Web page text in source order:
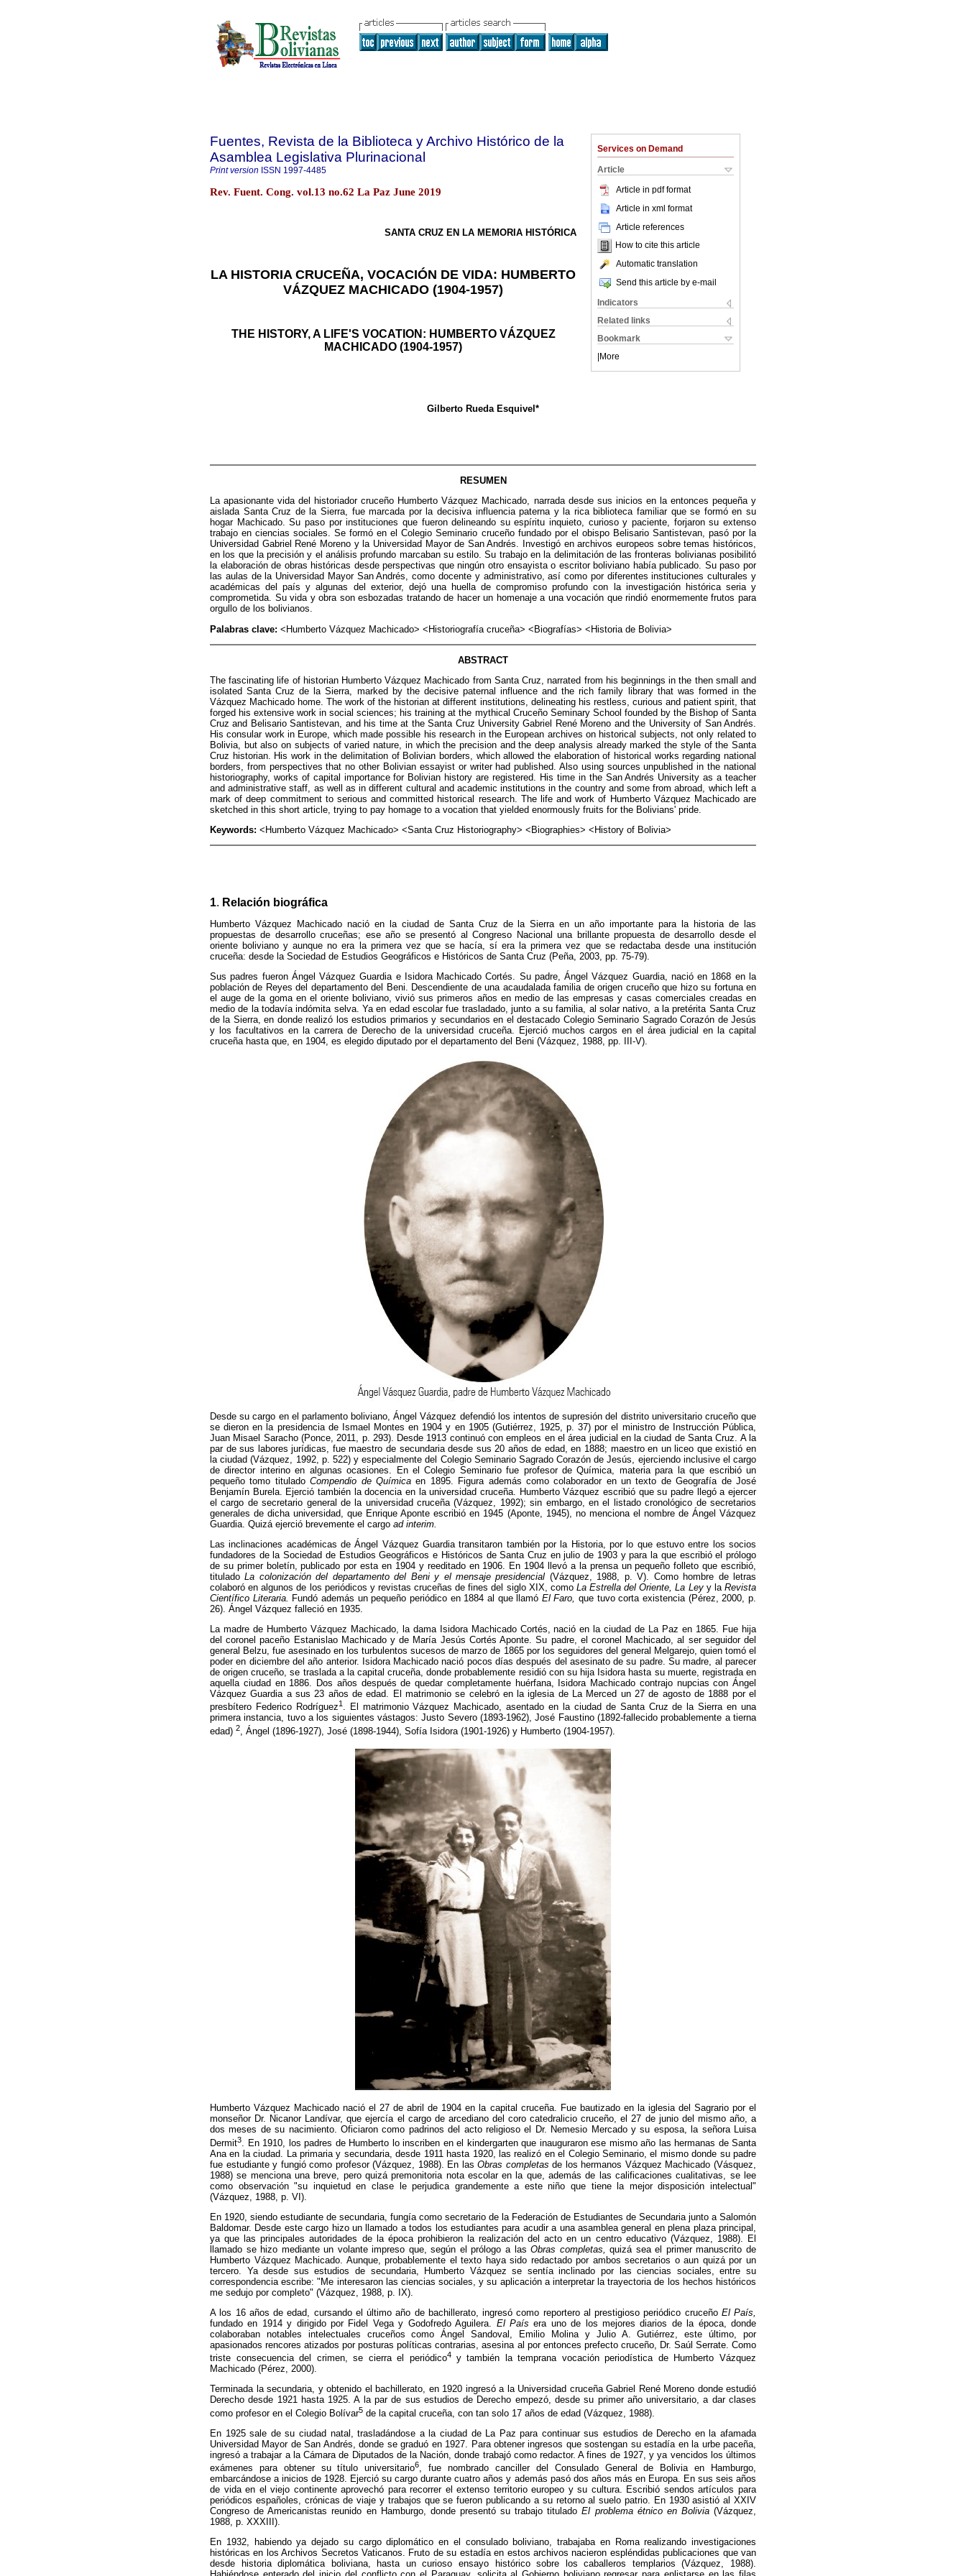
Services on Demand
Article
Article in pdf format
Article in xml format
Article references
How to cite this article
Automatic translation
Send this article by e-mail
Indicators
Related links
Bookmark
More
Fuentes, Revista de la Biblioteca y Archivo Histórico de la
Asamblea Legislativa Plurinacional
Print version ISSN 1997-4485
Rev. Fuent. Cong. vol.13 no.62 La Paz June 2019
SANTA CRUZ EN LA MEMORIA HISTÓRICA
LA HISTORIA CRUCEÑA, VOCACIÓN DE VIDA: HUMBERTO
VÁZQUEZ MACHICADO (1904-1957)
THE HISTORY, A LIFE'S VOCATION: HUMBERTO VÁZQUEZ
MACHICADO (1904-1957)
Gilberto Rueda Esquivel*
RESUMEN
La apasionante vida del historiador cruceño Humberto Vázquez Machicado, narrada desde sus inicios en la entonces pequeña y
aislada Santa Cruz de la Sierra, fue marcada por la decisiva influencia paterna y la rica biblioteca familiar que se formó en su
hogar Machicado. Su paso por instituciones que fueron delineando su espíritu inquieto, curioso y paciente, forjaron su extenso
trabajo en ciencias sociales. Se formó en el Colegio Seminario cruceño fundado por el obispo Belisario Santistevan, pasó por la
Universidad Gabriel René Moreno y la Universidad Mayor de San Andrés. Investigó en archivos europeos sobre temas históricos,
en los que la precisión y el análisis profundo marcaban su estilo. Su trabajo en la delimitación de las fronteras bolivianas posibilitó
la elaboración de obras históricas desde perspectivas que ningún otro ensayista o escritor boliviano había publicado. Su paso por
las aulas de la Universidad Mayor San Andrés, como docente y administrativo, así como por diferentes instituciones culturales y
académicas del país y algunas del exterior, dejó una huella de compromiso profundo con la investigación histórica seria y
comprometida. Su vida y obra son esbozadas tratando de hacer un homenaje a una vocación que rindió enormemente frutos para
orgullo de los bolivianos.
Palabras clave: <Humberto Vázquez Machicado> <Historiografía cruceña> <Biografías> <Historia de Bolivia>
ABSTRACT
The fascinating life of historian Humberto Vázquez Machicado from Santa Cruz, narrated from his beginnings in the then small and
isolated Santa Cruz de la Sierra, marked by the decisive paternal influence and the rich family library that was formed in the
Vázquez Machicado home. The work of the historian at different institutions, delineating his restless, curious and patient spirit, that
forged his extensive work in social sciences; his training at the mythical Cruceño Seminary School founded by the Bishop of Santa
Cruz and Belisario Santistevan, and his time at the Santa Cruz University Gabriel René Moreno and the University of San Andrés.
His consular work in Europe, which made possible his research in the European archives on historical subjects, not only related to
Bolivia, but also on subjects of varied nature, in which the precision and the deep analysis already marked the style of the Santa
Cruz historian. His work in the delimitation of Bolivian borders, which allowed the elaboration of historical works regarding national
borders, from perspectives that no other Bolivian essayist or writer had published. Also using sources unpublished in the national
historiography, works of capital importance for Bolivian history are registered. His time in the San Andrés University as a teacher
and administrative staff, as well as in different cultural and academic institutions in the country and some from abroad, which left a
mark of deep commitment to serious and committed historical research. The life and work of Humberto Vázquez Machicado are
sketched in this short article, trying to pay homage to a vocation that yielded enormously fruits for the Bolivians' pride.
Keywords: <Humberto Vázquez Machicado> <Santa Cruz Historiography> <Biographies> <History of Bolivia>
1. Relación biográfica
Humberto Vázquez Machicado nació en la ciudad de Santa Cruz de la Sierra en un año importante para la historia de las
propuestas de desarrollo cruceñas; ese año se presentó al Congreso Nacional una brillante propuesta de desarrollo desde el
oriente boliviano y aunque no era la primera vez que se hacía, sí era la primera vez que se redactaba desde una institución
cruceña: desde la Sociedad de Estudios Geográficos e Históricos de Santa Cruz (Peña, 2003, pp. 75-79).
Sus padres fueron Ángel Vázquez Guardia e Isidora Machicado Cortés. Su padre, Ángel Vázquez Guardia, nació en 1868 en la
población de Reyes del departamento del Beni. Descendiente de una acaudalada familia de origen cruceño que hizo su fortuna en
el auge de la goma en el oriente boliviano, vivió sus primeros años en medio de las empresas y casas comerciales creadas en
medio de la todavía indómita selva. Ya en edad escolar fue trasladado, junto a su familia, al solar nativo, a la pretérita Santa Cruz
de la Sierra, en donde realizó los estudios primarios y secundarios en el destacado Colegio Seminario Sagrado Corazón de Jesús
y los facultativos en la carrera de Derecho de la universidad cruceña. Ejerció muchos cargos en el área judicial en la capital
cruceña hasta que, en 1904, es elegido diputado por el departamento del Beni (Vázquez, 1988, pp. III-V).
Desde su cargo en el parlamento boliviano, Ángel Vázquez defendió los intentos de supresión del distrito universitario cruceño que
se dieron en la presidencia de
Ismael Montes en 1904 y en 1905 (Gutiérrez, 1925, p. 37) por el ministro de Instrucción Pública,
Juan Misael Saracho (Ponce, 2011, p. 293). Desde 1913 continuó con empleos en el área judicial en la ciudad de Santa Cruz. A la
par de sus labores jurídicas, fue maestro de secundaria desde sus 20 años de edad, en 1888; maestro en un liceo que existió en
la ciudad (Vázquez, 1992, p. 522) y especialmente del Colegio Seminario Sagrado Corazón de Jesús, ejerciendo inclusive el cargo
de director interino en algunas ocasiones. En el Colegio Seminario fue profesor de Química, materia para la que escribió un
pequeño tomo tituladoCompendio de Químicaen 1895. Figura además como colaborador en un texto de Geografía de José
Benjamín Burela. Ejerció también la docencia en la universidad cruceña. Humberto Vázquez escribió que su padre llegó a ejercer
el cargo de secretario general de la universidad cruceña (Vázquez, 1992); sin embargo, en el listado cronológico de secretarios
generales de dicha universidad, que Enrique Aponte escribió en 1945 (Aponte, 1945), no menciona el nombre de Ángel Vázquez
Guardia. Quizá ejerció brevemente el cargo ad interim.
Las inclinaciones académicas de Ángel Vázquez Guardia transitaron también por la Historia, por lo que estuvo entre los socios
fundadores de la Sociedad de Estudios Geográficos e Históricos de Santa Cruz en julio de 1903 y para la que escribió el prólogo
de su primer boletín, publicado por esta en 1904 y reeditado en 1906. En 1904 llevó a la prensa un pequeño folleto que escribió,
tituladoLa colonización del departamento del Beni y el mensaje presidencial (Vázquez, 1988, p. V). Como hombre de letras
colaboró en algunos de los periódicos y revistas cruceñas de fines del siglo XIX, como La Estrella del Oriente, La Ley y laRevista
Científico Literaria.
Fundó además un pequeño periódico en 1884 al que llamó El Faro,que tuvo corta existencia (Pérez, 2000, p.
26). Ángel Vázquez falleció en 1935.
La madre de Humberto Vázquez Machicado, la dama Isidora Machicado Cortés, nació en la ciudad de La Paz en 1865. Fue hija
del coronel paceño Estanislao Machicado y de María Jesús Cortés Aponte. Su padre, el coronel Machicado, al ser seguidor del
general Belzu, fue asesinado en los turbulentos sucesos de marzo de 1865 por los seguidores del general Melgarejo, quien tomó el
poder en diciembre del año anterior. Isidora Machicado nació pocos días después del asesinato de su padre. Su madre, al parecer
de origen cruceño, se traslada a la capital cruceña, donde probablemente residió con su hija Isidora hasta su muerte, registrada en
aquella ciudad en 1886. Dos años después de quedar completamente huérfana, Isidora Machicado contrajo nupcias con Ángel
Vázquez Guardia a sus 23 años de edad. El matrimonio se celebró en la iglesia de La Merced un 27 de agosto de 1888 por el
presbítero Federico Rodríguez1. El matrimonio Vázquez Machicado, asentado en la ciudad de Santa Cruz de la Sierra en una
primera instancia, tuvo a los siguientes vástagos: Justo Severo (1893-1962), José Faustino (1892-fallecido probablemente a tierna
edad) 2 , Ángel (1896-1927), José (1898-1944), Sofía Isidora (1901-1926) y Humberto (1904-1957).
Humberto Vázquez Machicado nació el 27 de abril de 1904 en la capital cruceña. Fue bautizado en la iglesia del Sagrario por el
monseñor Dr. Nicanor Landívar, que ejercía el cargo de arcediano del coro catedralicio cruceño, el 27 de junio del mismo año, a
dos meses de su nacimiento. Oficiaron como padrinos del acto religioso el Dr. Nemesio Mercado y su esposa, la señora Luisa
Dermit3
. En 1910, los padres de Humberto lo inscriben en el kindergarten que inauguraron ese mismo año las hermanas de Santa
Ana en la ciudad. La primaria y secundaria, desde 1911 hasta 1920, las realizó en el Colegio Seminario, el mismo donde su padre
fue estudiante y fungió como profesor (Vázquez, 1988). En lasObras completasde los hermanos Vázquez Machicado (Vásquez,
1988) se menciona una breve, pero quizá premonitoria nota escolar en la que, además de las calificaciones cualitativas, se lee
como observación "su inquietud en clase le perjudica grandemente a este niño que tiene la mejor disposición intelectual"
(Vázquez, 1988, p. VI).
En 1920, siendo estudiante de secundaria, fungía como secretario de la Federación de Estudiantes de Secundaria junto a Salomón
Baldomar. Desde este cargo hizo un llamado a todos los estudiantes para acudir a una asamblea general en plena plaza principal,
ya que las principales autoridades de la época prohibieron la realización del acto en un centro educativo (Vázquez, 1988). El
llamado se hizo mediante un volante impreso que, según el prólogo a lasObras completas,quizá sea el primer manuscrito de
Humberto Vázquez Machicado. Aunque, probablemente el texto haya sido redactado por ambos secretarios o aun quizá por un
tercero. Ya desde sus estudios de secundaria, Humberto Vázquez se sentía inclinado por las ciencias sociales, entre su
correspondencia escribe: "Me interesaron las ciencias sociales, y su aplicación a interpretar la trayectoria de los hechos históricos
me sedujo por completo" (Vázquez, 1988, p. IX).
A los 16 años de edad, cursando el último año de bachillerato, ingresó como reportero al prestigioso periódico cruceño El País,
fundado en 1914 y dirigido por Fidel Vega y Godofredo Aguilera. El Paísera uno de los mejores diarios de la época, donde
colaboraban notables intelectuales cruceños como Ángel Sandoval, Emilio Molina y Julio A. Gutiérrez, este último, por
apasionados rencores atizados por posturas políticas contrarias, asesina al por entonces prefecto cruceño, Dr. Saúl Serrate. Como
triste consecuencia del crimen, se cierra el periódico4 y también la temprana vocación periodística de Humberto Vázquez
Machicado (Pérez, 2000).
Terminada la secundaria, y obtenido el bachillerato, en 1920 ingresó a la Universidad cruceña Gabriel René Moreno donde estudió
Derecho desde 1921 hasta 1925. A la par de sus estudios de Derecho empezó, desde su primer año universitario, a dar clases
como profesor en el Colegio Bolívar5 de la capital cruceña, con tan solo 17 años de edad (Vázquez, 1988).
En 1925 sale de su ciudad natal, trasladándose a la ciudad de La Paz para continuar sus estudios de Derecho en la afamada
Universidad Mayor de San Andrés, donde se graduó en 1927. Para obtener ingresos que sostengan su estadía en la urbe paceña,
ingresó a trabajar a la Cámara de Diputados de la Nación, donde trabajó como redactor. A fines de 1927, y ya vencidos los últimos
exámenes para obtener su título universitario6, fue nombrado canciller del Consulado General de Bolivia en Hamburgo,
embarcándose a inicios de 1928. Ejerció su cargo durante cuatro años y además pasó dos años más en Europa. En sus seis años
de vida en el viejo continente aprovechó para recorrer el extenso territorio europeo y su cultura. Escribió sendos artículos para
periódicos españoles, crónicas de viaje y trabajos que se fueron publicando a su retorno al suelo patrio. En 1930 asistió al XXIV
Congreso de Americanistas reunido en Hamburgo, donde presentó su trabajo tituladoEl problema étnico en Bolivia (Vázquez,
1988, p. XXXIII).
En 1932, habiendo ya dejado su cargo diplomático en el consulado boliviano, trabajaba en Roma realizando investigaciones
históricas en los Archivos Secretos Vaticanos. Fruto de su estadía en estos archivos nacieron espléndidas publicaciones que van
desde historia diplomática boliviana, hasta un curioso ensayo histórico sobre los caballeros templarios (Vázquez, 1988).